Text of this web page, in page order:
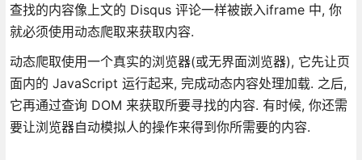
查找的内容像上文的 Disqus 评论一样被嵌入iframe 中, 你
就必须使用动态爬取来获取内容.
动态爬取使用一个真实的浏览器(或无界面浏览器), 它先让页
面内的 JavaScript 运行起来, 完成动态内容处理加载. 之后,
它再通过查询 DOM 来获取所要寻找的内容. 有时候, 你还需
要让浏览器自动模拟人的操作来得到你所需要的内容.